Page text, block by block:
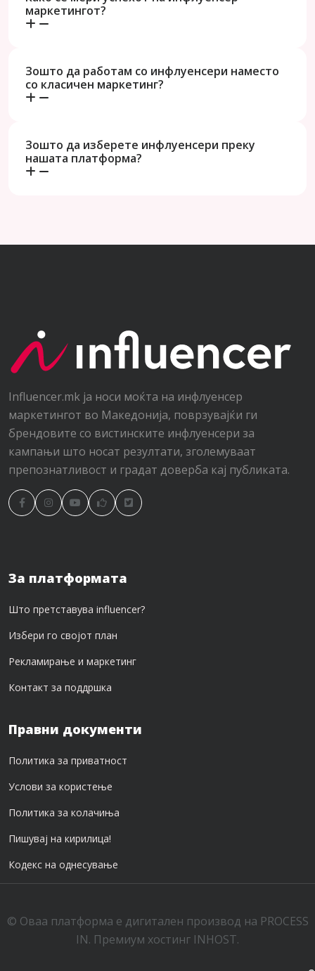
маркетингот?
Зошто да работам со инфлуенсери наместо
со класичен маркетинг?
Зошто да изберете инфлуенсери преку
нашата платформа?
Influencer.mk ја носи моќта на инфлуенсер
маркетингот во Македонија, поврзувајќи ги
брендовите со вистинските инфлуенсери за
кампањи што носат резултати, зголемуваат
препознатливост и градат доверба кај публиката.
За платформата
Што претставува influencer?
Избери го својот план
Рекламирање и маркетинг
Контакт за поддршка
Правни документи
Политика за приватност
Услови за користење
Политика за колачиња
Пишувај на кирилица!
Кодекс на однесување
© Оваа платформа е дигитален производ на PROCESS
IN. Премиум хостинг INHOST.